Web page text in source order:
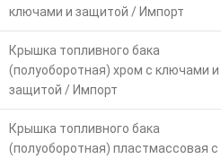
ключами и защитой / Импорт
Крышка топливного бака
(полуоборотная) хром с ключами и
защитой / Импорт
Крышка топливного бака
(полуоборотная) пластмассовая с